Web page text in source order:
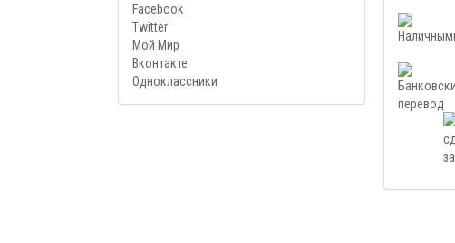
Facebook
Twitter
Мой Мир
Вконтакте
Одноклассники